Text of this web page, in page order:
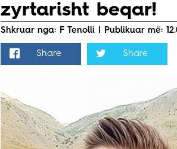
Bota
Argëtim
Maqedoni
zyrtarisht beqar!
Shkruar nga: F Tenolli | Publikuar më:
Share Share